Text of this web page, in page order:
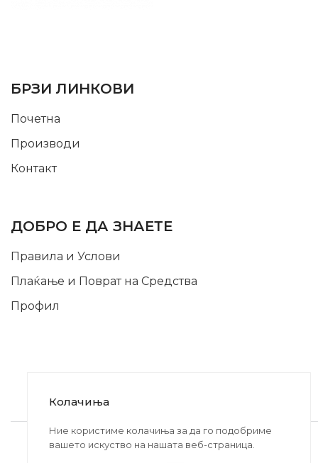
БРЗИ ЛИНКОВИ
Почетна
Производи
Контакт
ДОБРО Е ДА ЗНАЕТЕ
Правила и Услови
Плаќање и Поврат на Средства
Профил
2020-2024 © MB DISKONT. Изработено од
БРАМИТ ДООЕЛ
Колачиња
Ние користиме колачиња за да го подобриме
вашето искуство на нашата веб-страница.